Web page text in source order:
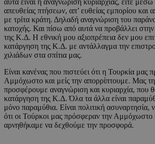
αυτά είναι η αναγνώριση κυριαρχίας, είτε
απευθείας πτήσεων, απ’ ευθείας εμπορίου και
με τρίτα κράτη. Δηλαδή αναγνώριση του
κατοχής. Και πίσω από αυτά να προβάλλει
της Κ.Δ. Η εθνική μου αξιοπρέπεια δεν μου
κατάργηση της Κ.Δ. με αντάλλαγμα την
χιλιάδων στα σπίτια μας.
Είναι κανένας που πιστεύει ότι η Τουρκία μας
Αμμόχωστο και μείς την απορρίπτουμε. Μας
προσφέρουμε αναγνώριση και κυριαρχία, που
κατάργηση της Κ.Δ. Όλα τα άλλα είναι
μόνο παραμύθια. Είναι πολιτική ασυναρτησία,
ότι οι Τούρκοι μας πρόσφεραν την Αμμόχωστο
αρνηθήκαμε να δεχθούμε την προσφορά.